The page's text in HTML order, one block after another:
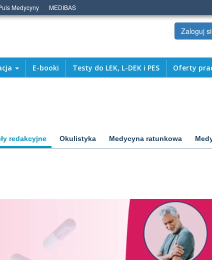
Medycyny MEDIBAS
Zaloguj
E-booki Testy do LEK, L-DEK i PES Oferty
redakcyjne Okulistyka Medycyna ratunkowa